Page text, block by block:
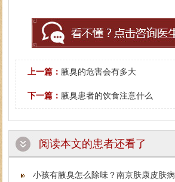
上一篇： 腋臭的危害会有多大
下一篇： 腋臭患者的饮食注意什么
阅读本文的患者还看了
小孩有腋臭怎么除味？南京肤康皮肤病